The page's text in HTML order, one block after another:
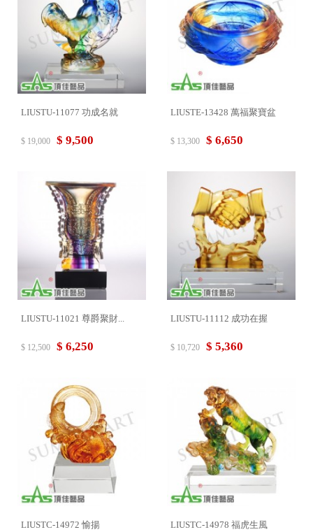
LIUSTU-11077 功成名就
$ 19,000 $ 9,500
LIUSTE-13428 萬福聚寶盆
$ 13,300 $ 6,650
LIUSTU-11021 尊爵聚財...
$ 12,500 $ 6,250
LIUSTU-11112 成功在握
$ 10,720 $ 5,360
LIUSTC-14972 愉揚 LIUSTC-14978 福虎生風